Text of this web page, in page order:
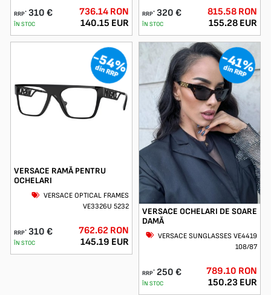
RRP* 310 €
ÎN STOC
736.14 RON
140.15 EUR
RRP* 320 €
ÎN STOC
815.58 RON
155.28 EUR
-54%
din RRP
VERSACE RAMĂ PENTRU
OCHELARI
VERSACE OPTICAL FRAMES
VE3326U 5232
RRP* 310 €
ÎN STOC
762.62 RON
145.19 EUR
-41%
din RRP
VERSACE OCHELARI DE SOARE
DAMĂ
VERSACE SUNGLASSES VE4419
108/87
RRP* 250 €
ÎN STOC
789.10 RON
150.23 EUR